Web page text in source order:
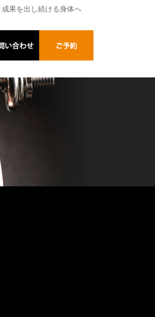
果を出し続ける身体へ